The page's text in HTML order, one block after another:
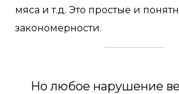
мяса и т.д. Это простые и
закономерности.
Но любое нарушение